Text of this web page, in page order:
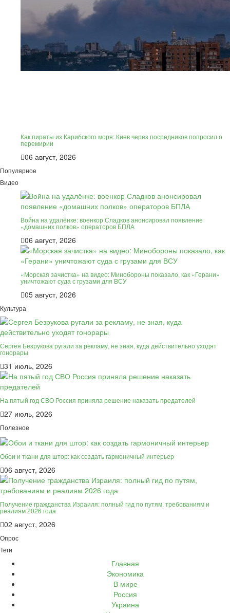
Как пираты из Карибского моря: Киев через посредников попросил о
перемирии
06 август, 2026
Популярное
Видео
Война на удалёнке: военкор Сладков анонсировал появление
«домашних полков» операторов БПЛА
06 август, 2026
«Морская зачистка» на видео: Минобороны показало, как «Герани»
уничтожают суда с грузами для ВСУ
05 август, 2026
Культура
Сергея Безрукова ругали за рекламу, не зная, куда действительно уходят
гонорары
31 июль, 2026
На пятый год СВО Россия приняла решение наказать предателей
27 июль, 2026
Полезное
Обои и ткани для штор: как создать гармоничный интерьер
06 август, 2026
Получение гражданства Израиля: полный гид по путям, требованиям и
реалиям 2026 года
02 август, 2026
Опрос
Теги
Главная
Экономика
В мире
Россия
Украина